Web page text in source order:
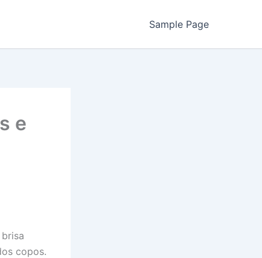
Sample Page
e
copos.